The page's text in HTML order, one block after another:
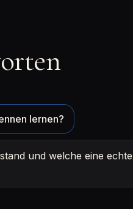
lernen?
und welche eine